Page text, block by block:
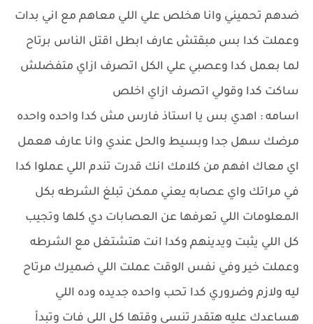
ضدهم تحميني وانا هخلص علي اللي معاهم مع اني بدات
وعملت كدا بس مبقتش عارف ابطل اقتل الناس برتاح
لما بعمل كدا وعصبي علي الكل اتصرف ازاي متفضلش
ساكت كدا وقولي اتصرف ازاي اخلص
اسامه : اهدي بس يا استاذ فارس مش كدا واحده واحده
مرضك سهل جدا وبسيط والحل عندي وانا عارف هعمل
اي معاك افهم من كلامك انك قدرت تندم اللي عملوا كدا
في مراتك واي عصابه يعني ممكن تبلغ الشرطه بكل
المعلومات اللي تعرفها عن العصابات دي كلها وتجيب
كل اللي يثبت ويدينهم وكدا انت هتشتغل مع الشرطه
وعملت خير وفي نفس الوقت عملت اللي ضميرك مرتاح
ليه ولازم وضروري كدا تحب واحده جديده وده اللي
هساعدك عليه هتقدر تنسي وقتها كل اللي فات وتبدأ